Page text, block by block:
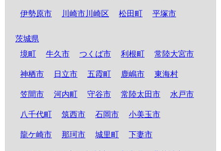
伊勢原市 川崎市川崎区 松田町 平塚市
茨城県
境町
牛久市 つくば市 利根町 常陸大宮市
神栖市 日立市 五霞町 鹿嶋市 東海村
笠間市 河内町 守谷市 常陸太田市 水戸市
八千代町 筑西市 石岡市 小美玉市
龍ケ崎市 那珂市 城里町 下妻市